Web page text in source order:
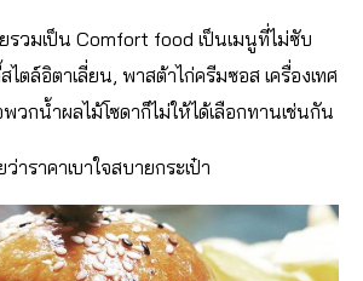
วมเป็น Comfort food เป็นเมนูที่ไม่ซับ
ตล์อิตาเลี่ยน, พาสต้าไก่ครีมซอส เครื่องเทศ
วกน้ำผลไม้โซดาก็ไม่ให้ได้เลือกทานเช่นกัน
ราคาเบาใจสบายกระเป๋า